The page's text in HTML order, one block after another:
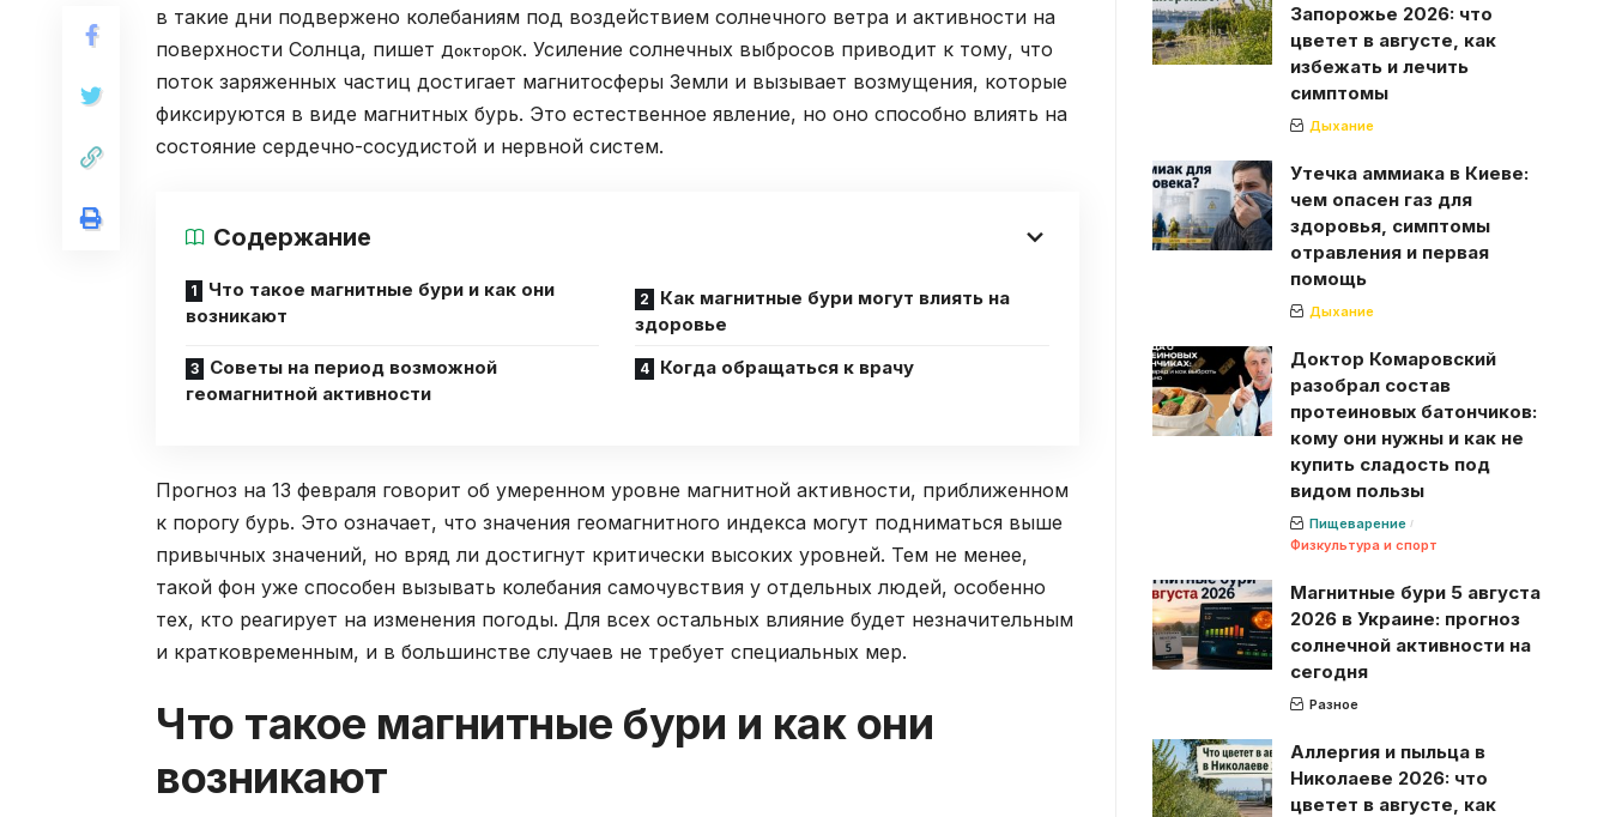
в такие дни подвержено колебаниям под воздействием солнечного ветра и активности на
поверхности Солнца, пишет ДокторОК. Усиление солнечных выбросов приводит к тому, что
поток заряженных частиц достигает магнитосферы Земли и вызывает возмущения, которые
фиксируются в виде магнитных бурь. Это естественное явление, но оно способно влиять на
состояние сердечно-сосудистой и нервной систем.
Содержание
Что такое магнитные бури и как они
возникают
Как магнитные бури могут влиять на
здоровье
Советы на период возможной
геомагнитной активности
Когда обращаться к врачу
Прогноз на 13 февраля говорит об умеренном уровне магнитной активности, приближенном
к порогу бурь. Это означает, что значения геомагнитного индекса могут подниматься выше
привычных значений, но вряд ли достигнут критически высоких уровней. Тем не менее,
такой фон уже способен вызывать колебания самочувствия у отдельных людей, особенно
тех, кто реагирует на изменения погоды. Для всех остальных влияние будет незначительным
и кратковременным, и в большинстве случаев не требует специальных мер.
Что такое магнитные бури и как они
возникают
Запорожье 2026: что
цветет в августе, как
избежать и лечить
симптомы
Дыхание
Утечка аммиака в Киеве:
чем опасен газ для
здоровья, симптомы
отравления и первая
помощь
Дыхание
Доктор Комаровский
разобрал состав
протеиновых батончиков:
кому они нужны и как не
купить сладость под
видом пользы
Пищеварение
Физкультура и спорт
Магнитные бури 5 августа
2026 в Украине: прогноз
солнечной активности на
сегодня
Разное
Аллергия и пыльца в
Николаеве 2026: что
цветет в августе, как